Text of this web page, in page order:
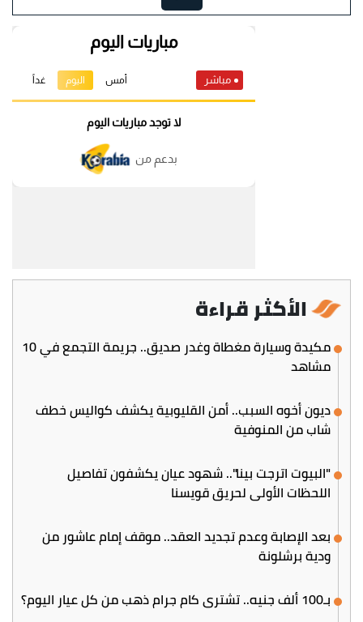
الأكثر قراءة
مكيدة وسيارة مغطاة وغدر صديق.. جريمة التجمع في 10
مشاهد
ديون أخوه السبب.. أمن القليوبية يكشف كواليس خطف
شاب من المنوفية
"البيوت اترجت بينا".. شهود عيان يكشفون تفاصيل
اللحظات الأولى لحريق قويسنا
بعد الإصابة وعدم تجديد العقد.. موقف إمام عاشور من
ودية برشلونة
بـ100 ألف جنيه.. تشتري كام جرام ذهب من كل عيار اليوم؟